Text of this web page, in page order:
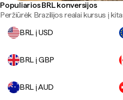
Populiarios BRL konversijos
Peržiūrėk Brazilijos realai kursus į
BRL į USD
BRL į GBP
BRL į AUD